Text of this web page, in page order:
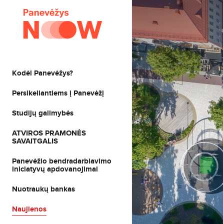
Kodėl Panevėžys?
Persikeliantiems į Panevėžį
Studijų galimybės
ATVIROS PRAMONĖS
SAVAITGALIS
Panevėžio bendradarbiavimo
iniciatyvų apdovanojimai
Nuotraukų bankas
Naujienos